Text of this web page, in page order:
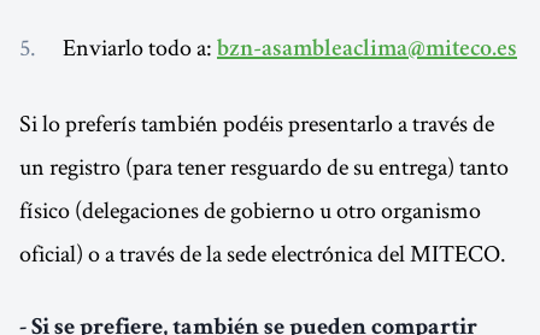
Enviarlo todo a: bzn-asambleaclima@miteco.es
Si lo preferís también podéis presentarlo a través de
un registro (para tener resguardo de su entrega) tanto
físico (delegaciones de gobierno u otro organismo
oficial) o a través de la sede electrónica del MITECO.
- Si se prefiere, también se pueden compartir